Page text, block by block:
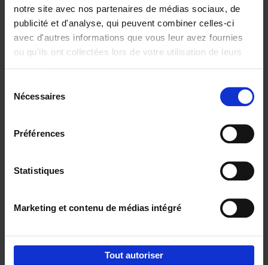
notre site avec nos partenaires de médias sociaux, de
publicité et d'analyse, qui peuvent combiner celles-ci
avec d'autres informations que vous leur avez fournies
ou qu'ils ont collectées lors de votre utilisation de leurs
Nécessaires
Préférences
Statistiques
Marketing et contenu de médias intégré
Tout autoriser
€37,50
Building Bonds = Building